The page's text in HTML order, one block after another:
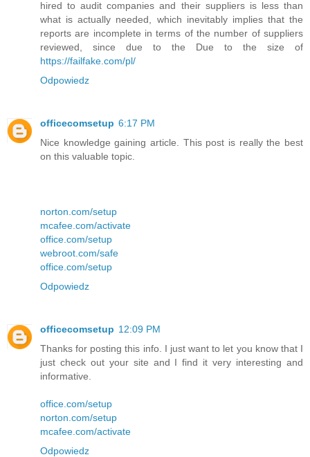
hired to audit companies and their suppliers is less than
what is actually needed, which inevitably implies that the
reports are incomplete in terms of the number of suppliers
reviewed, since due to the Due to the size of
https://failfake.com/pl/
Odpowiedz
officecomsetup 6:17 PM
Nice knowledge gaining article. This post is really the best
on this valuable topic.
norton.com/setup
mcafee.com/activate
office.com/setup
webroot.com/safe
office.com/setup
Odpowiedz
officecomsetup 12:09 PM
Thanks for posting this info. I just want to let you know that I
just check out your site and I find it very interesting and
informative.
office.com/setup
norton.com/setup
mcafee.com/activate
Odpowiedz